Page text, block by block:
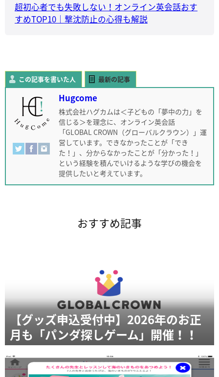
超初心者でも失敗しない！オンライン英会話おす
すめTOP10｜撃沈防止の心得も解説
この記事を書いた人 最新の記事
Hugcome
株式会社ハグカムは＜子どもの「夢中の力」を
信じる＞を理念に、オンライン英会話
「GLOBAL CROWN（グローバルクラウン）」運
営しています。できなかったことが「でき
た！」、分からなかったことが「分かった！」
という経験を積んでいけるような学びの機会を
提供したいと考えています。
おすすめ記事
【グッズ申込受付中】2026年のお正
月も「パンダ探しゲーム」開催！！